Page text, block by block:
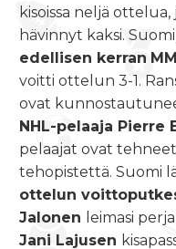
kisoissa neljä
hävinnyt kaksi.
edellisen kerran
voitti ottelun 3-1.
ovat
NHL-pelaaja Pierre
pelaajat ovat tehneet
tehopistettä. Suomi
ottelun
Jalonen leimasi
Jani Lajusen